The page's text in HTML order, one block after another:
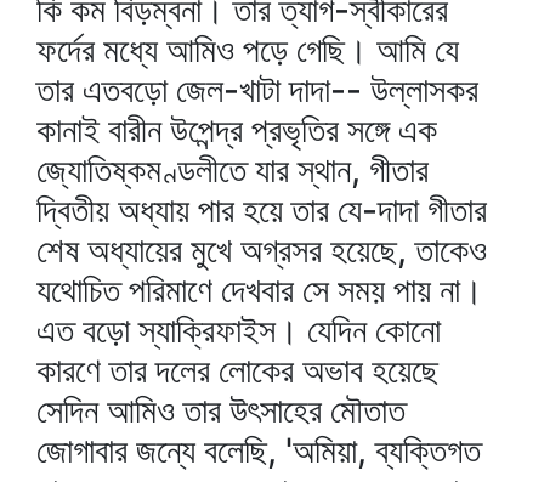
কি কম বিড়ম্বনা। তার ত্যাগ-স্বীকারের
ফর্দের মধ্যে আমিও পড়ে গেছি। আমি যে
তার এতবড়ো জেল-খাটা দাদা-- উল্লাসকর
কানাই বারীন উপেন্দ্র প্রভৃতির সঙ্গে এক
জ্যোতিষ্কমণ্ডলীতে যার স্থান, গীতার
দ্বিতীয় অধ্যায় পার হয়ে তার যে-দাদা গীতার
শেষ অধ্যায়ের মুখে অগ্রসর হয়েছে, তাকেও
যথোচিত পরিমাণে দেখবার সে সময় পায় না।
এত বড়ো স্যাক্রিফাইস। যেদিন কোনো
কারণে তার দলের লোকের অভাব হয়েছে
সেদিন আমিও তার উৎসাহের মৌতাত
জোগাবার জন্যে বলেছি, 'অমিয়া, ব্যক্তিগত